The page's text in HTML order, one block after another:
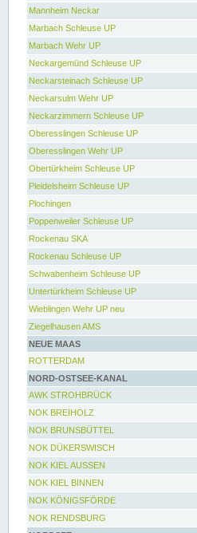
Mannheim Neckar
Marbach Schleuse UP
Marbach Wehr UP
Neckargemünd Schleuse UP
Neckarsteinach Schleuse UP
Neckarsulm Wehr UP
Neckarzimmern Schleuse UP
Oberesslingen Schleuse UP
Oberesslingen Wehr UP
Obertürkheim Schleuse UP
Pleidelsheim Schleuse UP
Plochingen
Poppenweiler Schleuse UP
Rockenau SKA
Rockenau Schleuse UP
Schwabenheim Schleuse UP
Untertürkheim Schleuse UP
Wieblingen Wehr UP neu
Ziegelhausen AMS
NEUE MAAS
ROTTERDAM
NORD-OSTSEE-KANAL
AWK STROHBRÜCK
NOK BREIHOLZ
NOK BRUNSBÜTTEL
NOK DÜKERSWISCH
NOK KIEL AUSSEN
NOK KIEL BINNEN
NOK KÖNIGSFÖRDE
NOK RENDSBURG